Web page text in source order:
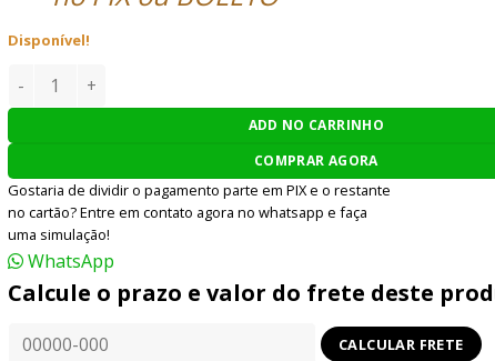
Disponível!
MAGAZINE KWA 1911A1 21 BBS GBB quantidade
ADD NO CARRINHO
COMPRAR AGORA
Gostaria de dividir o pagamento parte em PIX e o restante
no cartão? Entre em contato agora no whatsapp e faça
uma simulação!
WhatsApp
Calcule o prazo e valor do frete deste